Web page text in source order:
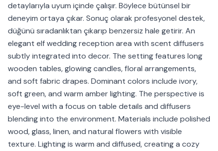
detaylarıyla uyum içinde çalışır. Böylece bütünsel bir
deneyim ortaya çıkar. Sonuç olarak profesyonel destek,
düğünü sıradanlıktan çıkarıp benzersiz hale getirir. An
elegant elf wedding reception area with scent diffusers
subtly integrated into decor. The setting features long
wooden tables, glowing candles, floral arrangements,
and soft fabric drapes. Dominant colors include ivory,
soft green, and warm amber lighting. The perspective is
eye-level with a focus on table details and diffusers
blending into the environment. Materials include polished
wood, glass, linen, and natural flowers with visible
texture. Lighting is warm and diffused, creating a cozy